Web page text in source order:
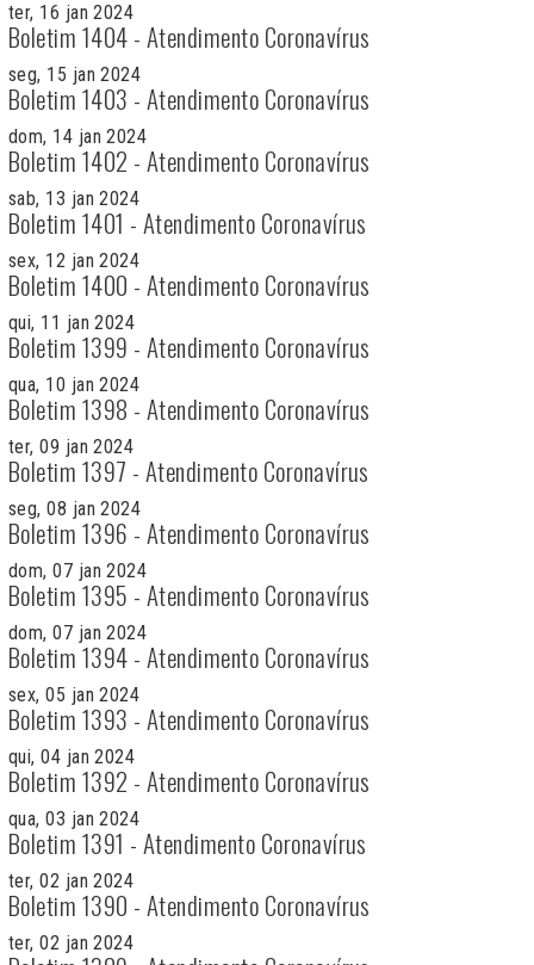
ter, 16 jan 2024
Boletim 1404 - Atendimento Coronavírus
seg, 15 jan 2024
Boletim 1403 - Atendimento Coronavírus
dom, 14 jan 2024
Boletim 1402 - Atendimento Coronavírus
sab, 13 jan 2024
Boletim 1401 - Atendimento Coronavírus
sex, 12 jan 2024
Boletim 1400 - Atendimento Coronavírus
qui, 11 jan 2024
Boletim 1399 - Atendimento Coronavírus
qua, 10 jan 2024
Boletim 1398 - Atendimento Coronavírus
ter, 09 jan 2024
Boletim 1397 - Atendimento Coronavírus
seg, 08 jan 2024
Boletim 1396 - Atendimento Coronavírus
dom, 07 jan 2024
Boletim 1395 - Atendimento Coronavírus
dom, 07 jan 2024
Boletim 1394 - Atendimento Coronavírus
sex, 05 jan 2024
Boletim 1393 - Atendimento Coronavírus
qui, 04 jan 2024
Boletim 1392 - Atendimento Coronavírus
qua, 03 jan 2024
Boletim 1391 - Atendimento Coronavírus
ter, 02 jan 2024
Boletim 1390 - Atendimento Coronavírus
ter, 02 jan 2024